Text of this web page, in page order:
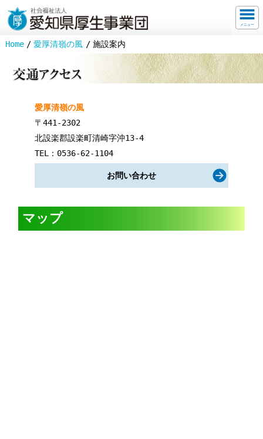
メニュー
Home 愛厚清嶺の風 施設案内
愛厚清嶺の風
〒441-2302
北設楽郡設楽町清崎字沖13-4
TEL：0536-62-1104
お問い合わせ
マップ